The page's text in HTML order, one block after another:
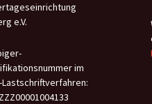
e.V.
im
Lastschriftverfahren: